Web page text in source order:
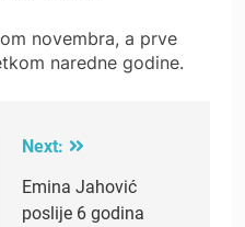
novembra, a prve
naredne godine.
Next:
Emina Jahović
poslije 6 godina